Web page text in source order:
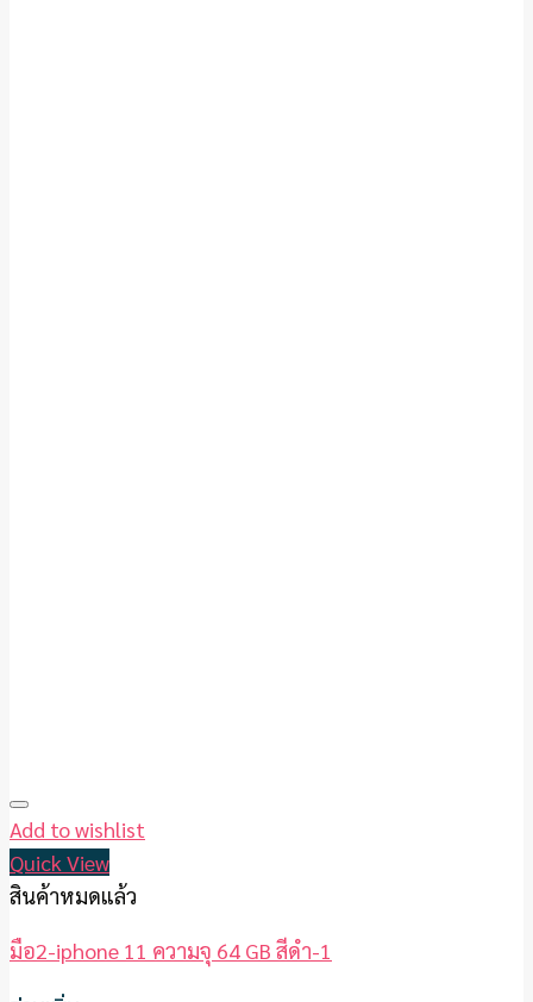
Add to wishlist
Quick View
สินค้าหมดแล้ว
มือ2-iphone 11 ความจุ 64 GB สีดำ-1